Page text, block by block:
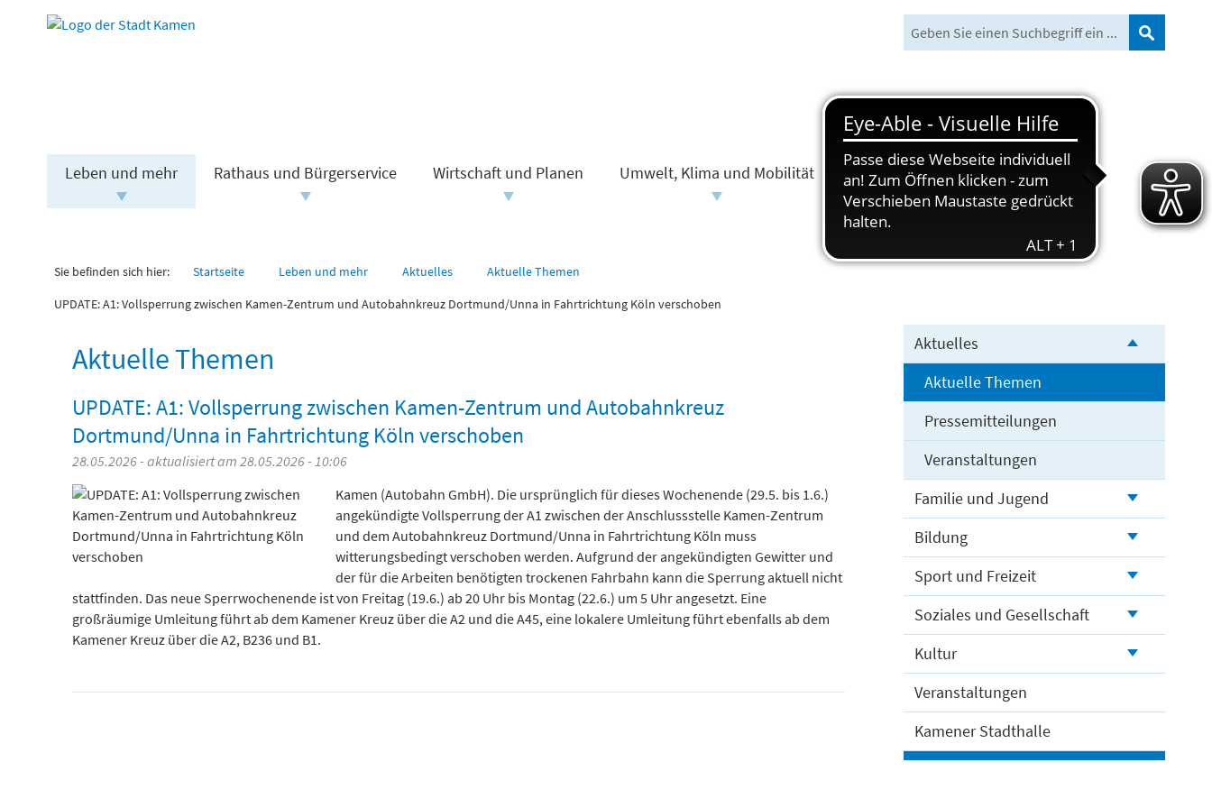
Leben und mehr Rathaus und Bürgerservice Wirtschaft und Planen Umwelt, Klima und Mobilität Freizeit und Tourismus
Sie befinden sich hier: Startseite Leben und mehr Aktuelles
Aktuelle Themen
UPDATE: A1: Vollsperrung zwischen Kamen-Zentrum und Autobahnkreuz Dortmund/Unna in Fahrtrichtung Köln verschoben
Aktuelle Themen
UPDATE: A1: Vollsperrung zwischen Kamen-Zentrum und Autobahnkreuz
Dortmund/Unna in Fahrtrichtung Köln verschoben
28.05.2026 - aktualisiert am 28.05.2026 - 10:06
Kamen (Autobahn GmbH). Die ursprünglich für dieses Wochenende (29.5. bis 1.6.)
angekündigte Vollsperrung der A1 zwischen der Anschlussstelle Kamen-Zentrum
und dem Autobahnkreuz Dortmund/Unna in Fahrtrichtung Köln muss
witterungsbedingt verschoben werden. Aufgrund der angekündigten Gewitter und
der für die Arbeiten benötigten trockenen Fahrbahn kann die Sperrung aktuell nicht
stattfinden. Das neue Sperrwochenende ist von Freitag (19.6.) ab 20 Uhr bis Montag (22.6.) um 5 Uhr angesetzt. Eine
großräumige Umleitung führt ab dem Kamener Kreuz über die A2 und die A45, eine lokalere Umleitung führt ebenfalls ab dem
Kamener Kreuz über die A2, B236 und B1.
Aktuelles
Aktuelle Themen
Pressemitteilungen
Veranstaltungen
Familie und Jugend
Bildung
Sport und Freizeit
Soziales und Gesellschaft
Kultur
Veranstaltungen
Kamener Stadthalle